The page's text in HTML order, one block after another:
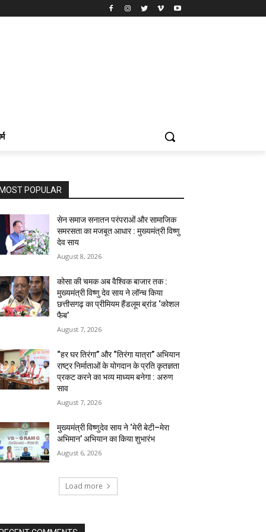
POPULAR
सेन समाज सनातन परंपराओं और सामाजिक
समरसता का मजबूत आधार : मुख्यमंत्री विष्णु
देव साय
August 8, 2026
कोसा की चमक अब वैश्विक बाजार तक :
मुख्यमंत्री विष्णु देव साय ने लॉन्च किया
छत्तीसगढ़ का प्रीमियम हैंडलूम ब्रांड ‘कोशल
फैब’
August 7, 2026
“हर घर तिरंगा” और “तिरंगा यात्रा” अभियान
राष्ट्र निर्माताओं के योगदान के प्रति कृतज्ञता
प्रकट करने का भव्य माध्यम बनेगा : अरुण
साव
August 7, 2026
मुख्यमंत्री विष्णुदेव साय ने ‘मेरी बेटी–मेरा
अभिमान’ अभियान का किया शुभारंभ
August 6, 2026
Load more